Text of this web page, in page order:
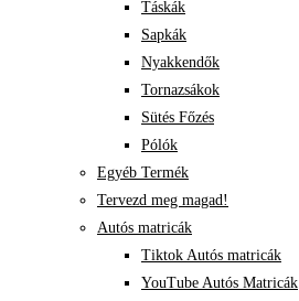
Táskák
Sapkák
Nyakkendők
Tornazsákok
Sütés Főzés
Pólók
Egyéb Termék
Tervezd meg magad!
Autós matricák
Tiktok Autós matricák
YouTube Autós Matricák